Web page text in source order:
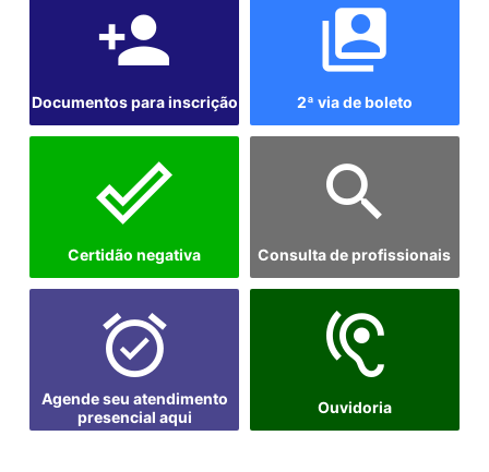
Documentos para inscrição 2ª via de boleto
Certidão negativa Consulta de profissionais
Agende seu atendimento
presencial aqui
Ouvidoria